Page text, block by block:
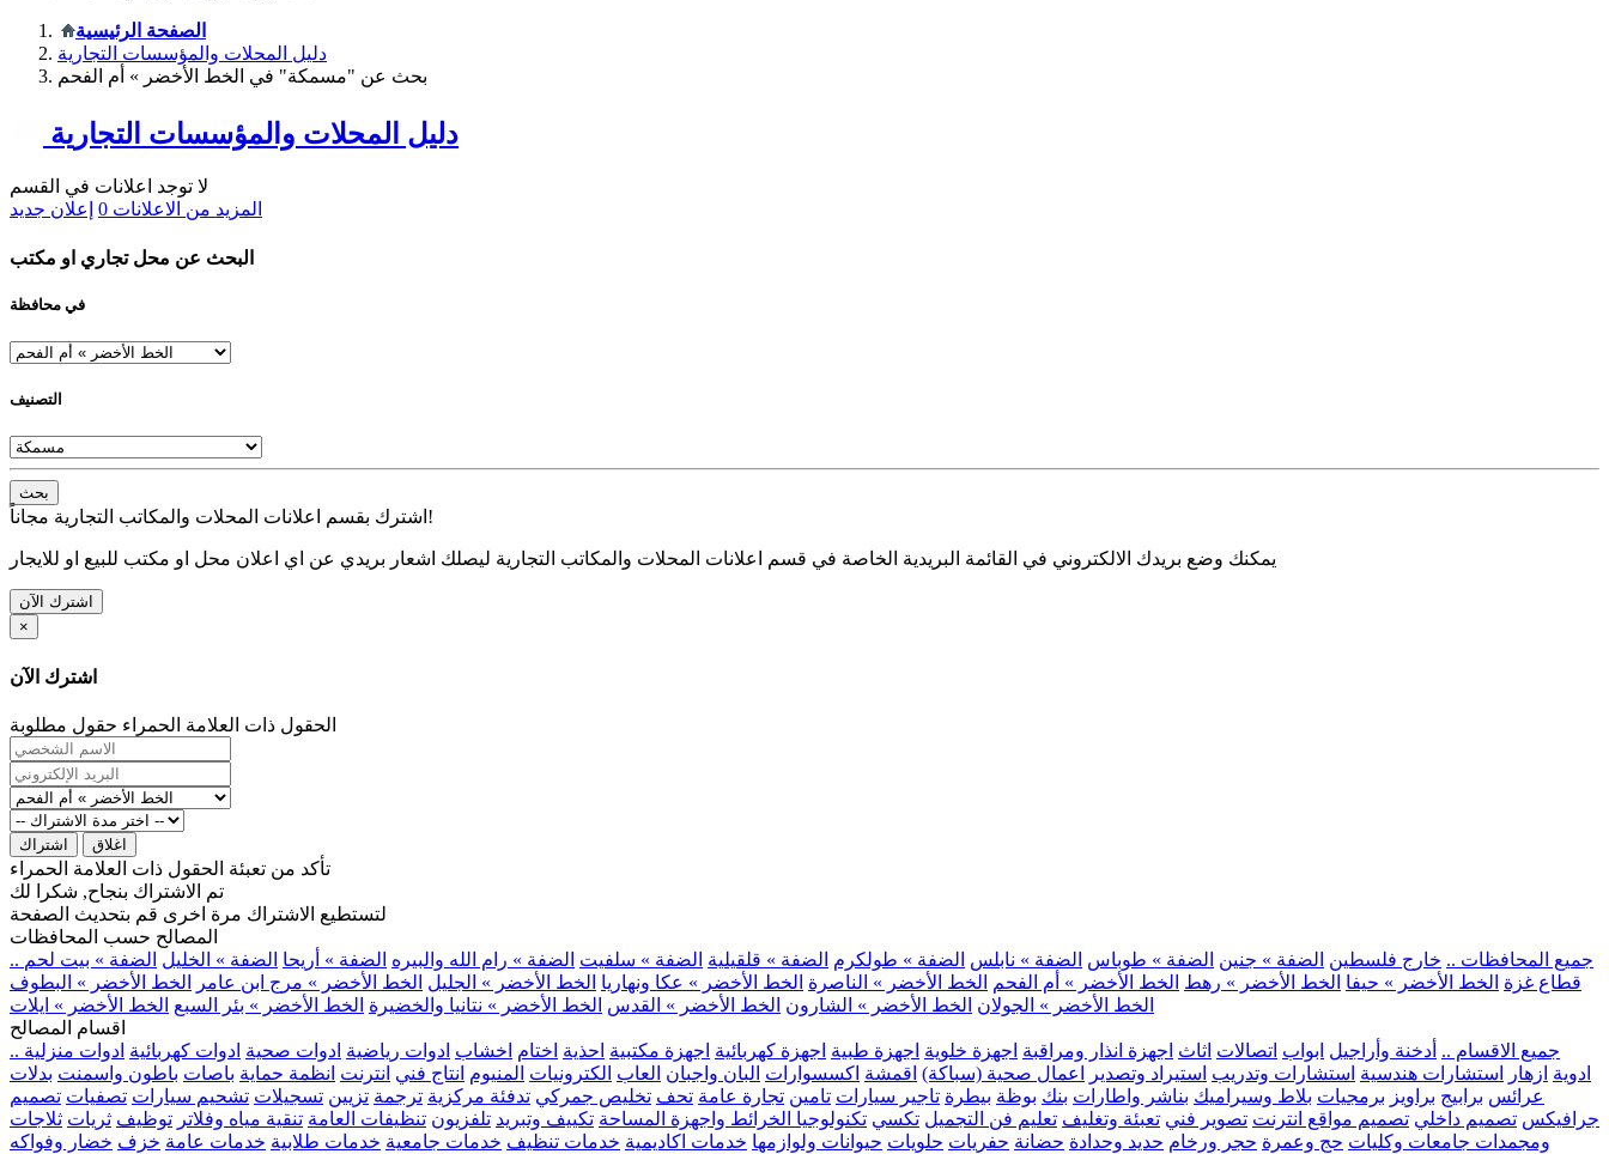
الصفحة الرئيسية
دليل المحلات والمؤسسات التجارية
بحث عن "مسمكة" في الخط الأخضر » أم الفحم
دليل المحلات والمؤسسات التجارية
لا توجد اعلانات في القسم
المزيد من الاعلانات 0 إعلان جديد
البحث عن محل تجاري او مكتب
في محافظة
التصنيف
بحث
اشترك بقسم اعلانات المحلات والمكاتب التجارية مجاناً!
يمكنك وضع بريدك الالكتروني في القائمة البريدية الخاصة في قسم اعلانات المحلات والمكاتب التجارية ليصلك اشعار بريدي عن اي اعلان محل او مكتب للبيع او للايجار
اشترك الآن
×
اشترك الآن
الحقول ذات العلامة الحمراء حقول مطلوبة
اشتراك اغلاق
تأكد من تعبئة الحقول ذات العلامة الحمراء
تم الاشتراك بنجاح, شكرا لك
لتستطيع الاشتراك مرة اخرى قم بتحديث الصفحة
المصالح حسب المحافظات
.. جميع المحافظات .. خارج فلسطين الضفة » جنين الضفة » طوباس الضفة » نابلس الضفة » طولكرم الضفة » قلقيلية الضفة » سلفيت الضفة » رام الله والبيره الضفة » أريحا الضفة » الخليل الضفة » بيت لحم
قطاع غزة الخط الأخضر » حيفا الخط الأخضر » رهط الخط الأخضر » أم الفحم الخط الأخضر » الناصرة الخط الأخضر » عكا ونهاريا الخط الأخضر » الجليل الخط الأخضر » مرج ابن عامر
الخط الأخضر » البطوف
الخط الأخضر » الجولان الخط الأخضر » الشارون الخط الأخضر » القدس الخط الأخضر » نتانيا والخضيرة الخط الأخضر » بئر السبع الخط الأخضر » ايلات
اقسام المصالح
.. جميع الاقسام .. أدخنة وأراجيل ابواب اتصالات اثاث اجهزة انذار ومراقبة اجهزة خلوية اجهزة طبية اجهزة كهربائية اجهزة مكتبية احذية اختام اخشاب ادوات رياضية ادوات صحية ادوات كهربائية ادوات منزلية
ادوية ازهار استشارات هندسية استشارات وتدريب استيراد وتصدير اعمال صحية (سباكة) اقمشة اكسسوارات البان واجبان العاب الكترونيات المنيوم انتاج فني انترنت انظمة حماية باصات باطون واسمنت بدلات
عرائس برابيج براويز برمجيات بلاط وسيراميك بناشر واطارات بنك بوظة بيطرة تاجير سيارات تامين تجارة عامة تحف تخليص جمركي تدفئة مركزية ترجمة تزيين تسجيلات تشحيم سيارات تصفيات تصميم
جرافيكس تصميم داخلي تصميم مواقع انترنت تصوير فني تعبئة وتغليف تعليم فن التجميل تكسي تكنولوجيا الخرائط واجهزة المساحة تكييف وتبريد تلفزيون تنظيفات العامة تنقية مياه وفلاتر توظيف ثريات ثلاجات
ومجمدات جامعات وكليات حج وعمرة حجر ورخام حديد وحدادة حضانة حفريات حلويات حيوانات ولوازمها خدمات اكاديمية خدمات تنظيف خدمات جامعية خدمات طلابية خدمات عامة خزف خضار وفواكه